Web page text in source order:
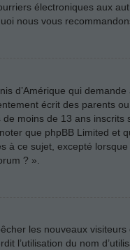
électroniques aux
nous vous
d’Amérique qui
écrit des parents
moins de 13 ans
que phpBB Limited et
ce sujet, excepté
? ».
les nouveaux
l’utilisation du nom